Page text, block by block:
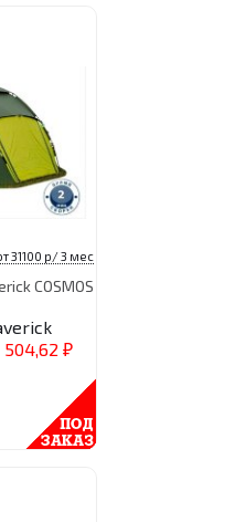
31100 р/ 3 мес
COSMOS
504,62 ₽